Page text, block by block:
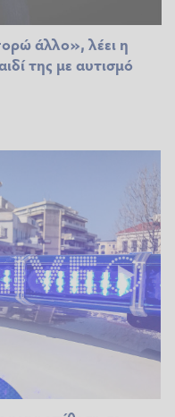
άλλο», λέει η
της με αυτισμό